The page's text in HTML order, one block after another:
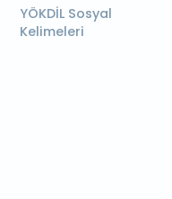
YÖKDİL Sosyal
Kelimeleri